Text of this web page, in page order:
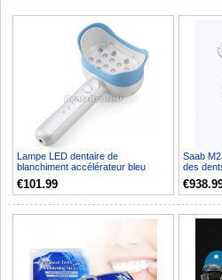
Lampe LED dentaire de
blanchiment accélérateur bleu
jaune violet rouge
€101.99
Saab
des
mobile